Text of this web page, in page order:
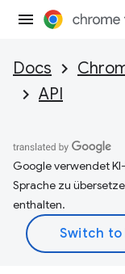
Docs
API
Google verwendet
Sprache zu
enthalten.